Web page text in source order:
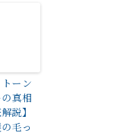
トーン
真相
説】
毛っ